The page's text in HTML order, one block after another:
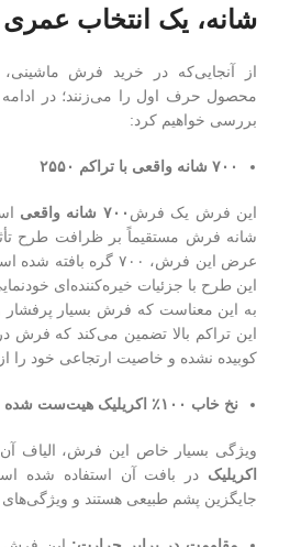
شانه، یک انتخاب
از آنجایی‌که در خرید فرش ماشینی،
محصول حرف اول را می‌زنند؛ در
بررسی خواهیم کرد:
۷۰۰ شانه واقعی با تراکم ۲۵۵۰
این فرش یک فرش ۷۰۰ شانه واقعی
شانه فرش مستقیماً بر ظرافت طرح
عرض این فرش، ۷۰۰ گره
این طرح با جزئیات خیره‌کننده‌ای
به این معناست که فرش بسیار
این تراکم بالا تضمین می‌کند که فرش
کوبیده نشده و خاصیت ارتجاعی خود را
نخ خاب ۱۰۰٪ اکریلیک هیت‌ست شده
ویژگی بسیار خاص این فرش، الیاف
اکریلیک در بافت آن استفاده شده
جایگزین پشم طبیعی هستند و